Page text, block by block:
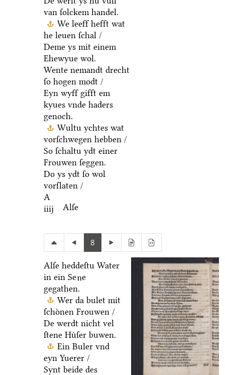
van ſolckem handel.
We leeff hefft wat
he leuen ſchal /
Deme ys mit einem
Ehewyue wol.
Wente nemandt drecht
ſo hogen modt /
Eyn wyff gifft em
kyues vnde haders
genoch.
Wultu ychtes wat
vorſchwegen hebben /
So ſchaltu ydt einer
Frouwen ſeggen.
Do ys ydt ſo wol
vorſlaten /
A
iiij
Alſe
8
Alſe heddeſtu Water
in ein Seue
gegathen.
Wer da bulet mit
ſchoͤnen Frouwen /
De werdt nicht vel
ſtene Huͤſer buwen.
Ein Buler vnd
eyn Yuerer /
Synt beide des